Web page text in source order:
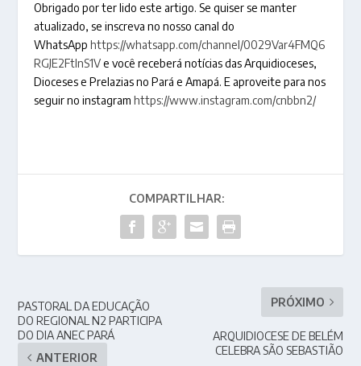
Obrigado por ter lido este artigo. Se quiser se manter
atualizado, se inscreva no nosso canal do
WhatsApphttps://whatsapp.com/channel/0029Var4FMQ6
RGJE2FtlnS1Ve você receberá notícias das Arquidioceses,
Dioceses e Prelazias no Pará e Amapá. E aproveite para nos
seguir no instagramhttps://www.instagram.com/cnbbn2/
COMPARTILHAR:
PASTORAL DA EDUCAÇÃO
DO REGIONAL N2 PARTICIPA
DO DIA ANEC PARÁ
ANTERIOR
PRÓXIMO
ARQUIDIOCESE DE BELÉM
CELEBRA SÃO SEBASTIÃO